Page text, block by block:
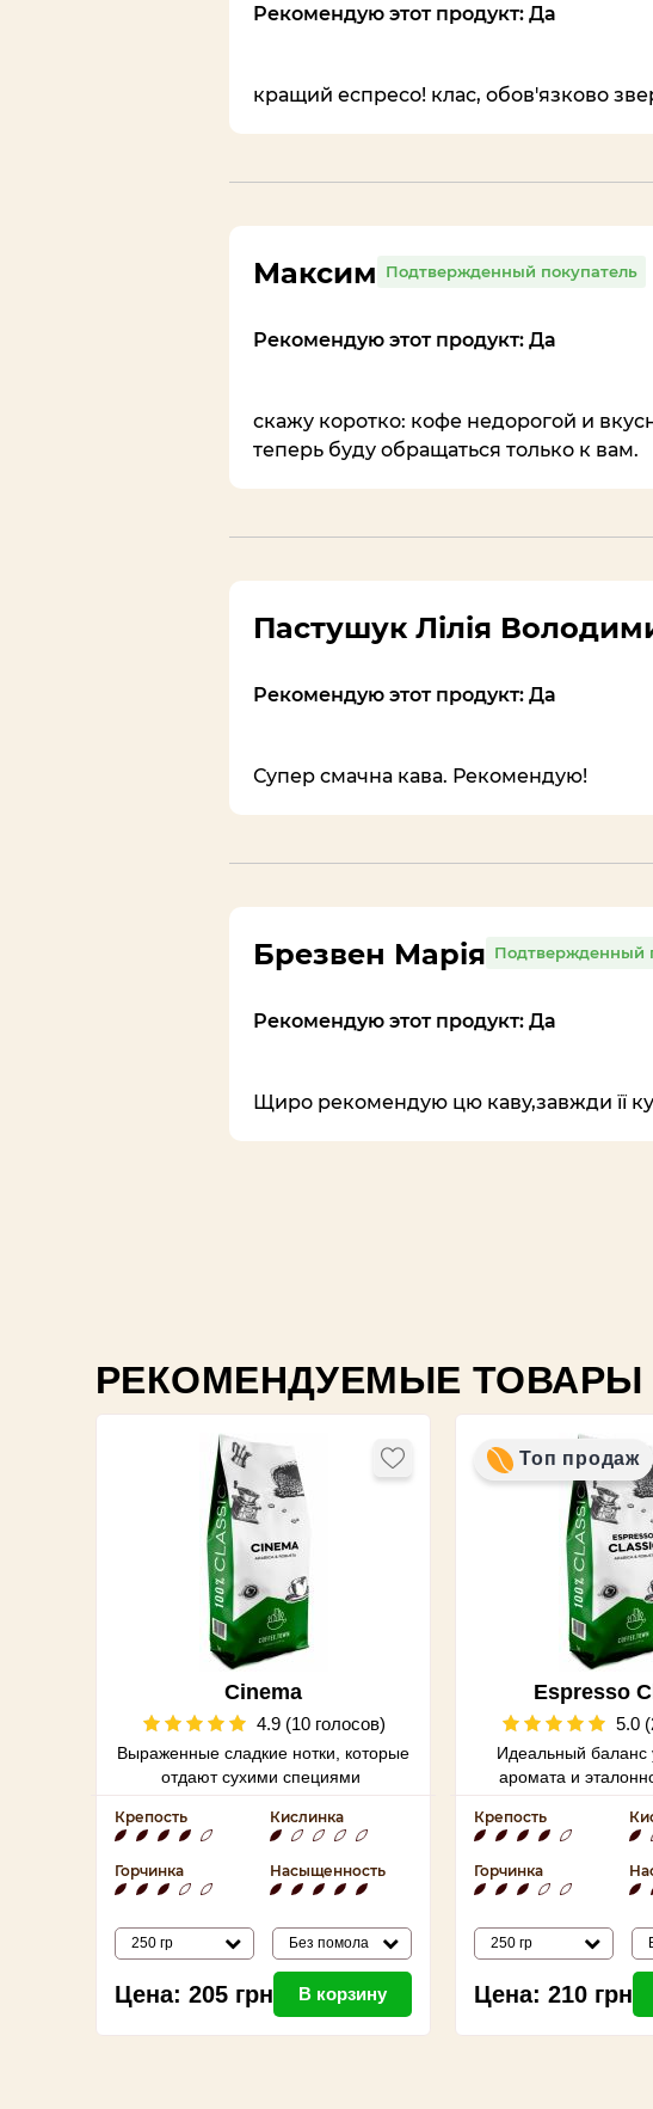
Рекомендую этот продукт: Да
кращий еспресо! клас, обов'язково
Максим Подтвержденный покупатель
Рекомендую этот продукт: Да
скажу коротко: кофе недорогой и
теперь буду обращаться только к вам.
Пастушук Лілія
Рекомендую этот продукт: Да
Супер смачна кава. Рекомендую!
Брезвен Марія Подтвержденный
Рекомендую этот продукт: Да
Щиро рекомендую цю каву,завжди її
РЕКОМЕНДУЕМЫЕ ТОВАРЫ
Cinema
4.9 (10 голосов)
Выраженные сладкие нотки, которые
отдают сухими специями
Крепость Кислинка
Горчинка Насыщенность
250 гр Без помола
Цена: 205 грн В корзину
Топ продаж
Espresso
5.0
Идеальный баланс
аромата и
Крепость
Горчинка
250 гр
Цена: 210 грн